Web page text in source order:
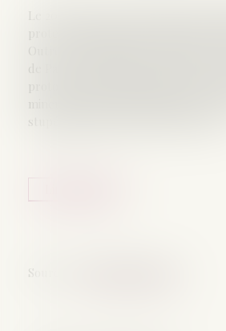
Source :
Le 20 juin 2025, les directions
protection judiciaire de la jeunesse
Outre-mer et Sud-Est ainsi que les
de Paris, Versailles et Aix-en-
stupéfiants dans le sud de la France...